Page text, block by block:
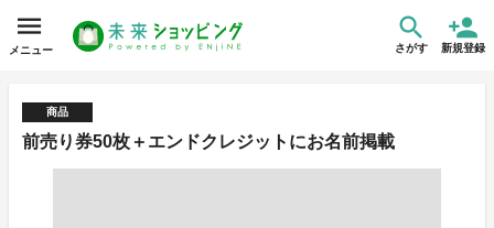
メニュー さがす 新規登録
商品
前売り券50枚＋エンドクレジットにお名前掲載